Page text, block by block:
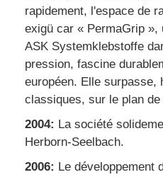
rapidement, l'espace de
exigü car « PermaGrip »,
ASK Systemklebstoffe
pression, fascine
européen. Elle surpasse,
classiques, sur le plan de
2004: La société
Herborn-Seelbach.
2006: Le développement